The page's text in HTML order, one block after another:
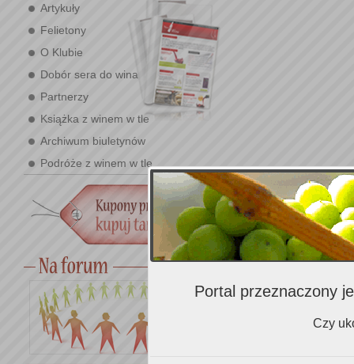
Artykuły
Felietony
O Klubie
Dobór sera do wina
Partnerzy
Książka z winem w tle
Archiwum biuletynów
Podróże z winem w tle
Portal przeznaczony
Czy